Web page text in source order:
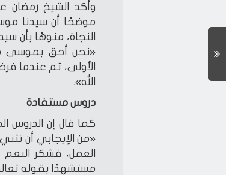
وأكد الشيخ رمضان
موضحًا أن سيدنا
النجاة، منوهًا بأن
«نحن أحق بموسى
الأولى، ثم عندما
الله».
دروس مستفادة
كما قال إن الدروس
«من الإيجابي أن
العمل، فشكر
مستشهدًا بقوله